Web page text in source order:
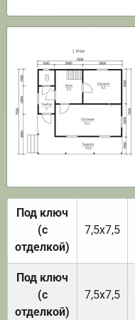
Под ключ
(с
отделкой)
7,5х7,5
Под ключ
(с
отделкой)
7,5х7,5